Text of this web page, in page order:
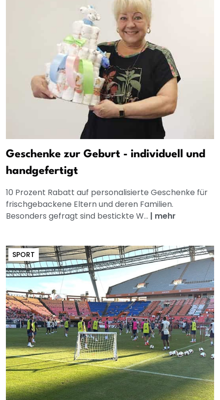
Geschenke zur Geburt - individuell und
handgefertigt
10 Prozent Rabatt auf personalisierte Geschenke für
frischgebackene Eltern und deren Familien.
Besonders gefragt sind bestickte W... | mehr
SPORT